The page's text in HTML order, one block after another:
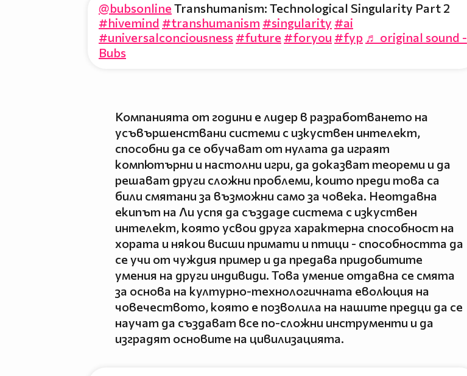
@bubsonline Transhumanism: Technological Singularity Part 2
#hivemind #transhumanism #singularity #ai
#universalconciousness #future #foryou #fyp ♬ original sound -
Bubs
Компанията от години е лидер в разработването на
усъвършенствани системи с изкуствен интелект,
способни да се обучават от нулата да играят
компютърни и настолни игри, да доказват теореми и да
решават други сложни проблеми, които преди това са
били смятани за възможни само за човека. Неотдавна
екипът на Ли успя да създаде система с изкуствен
интелект, която усвои друга характерна способност на
хората и някои висши примати и птици - способността да
се учи от чуждия пример и да предава придобитите
умения на други индивиди. Това умение отдавна се смята
за основа на културно-технологичната еволюция на
човечеството, която е позволила на нашите предци да се
научат да създават все по-сложни инструменти и да
изградят основите на цивилизацията.